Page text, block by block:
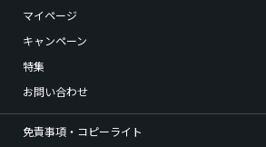
マイページ
キャンペーン
特集
お問い合わせ
免責事項・コピーライト